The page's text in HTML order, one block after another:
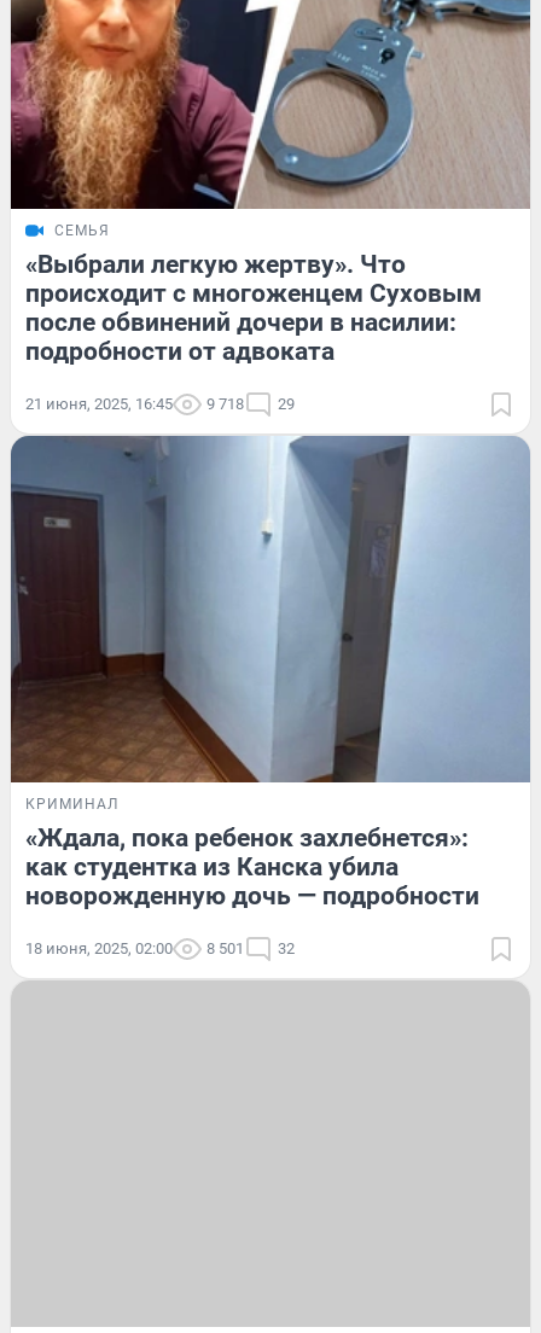
СЕМЬЯ
«Выбрали легкую жертву». Что
происходит с многоженцем Суховым
после обвинений дочери в насилии:
подробности от адвоката
21 июня, 2025, 16:45 9 718 29
КРИМИНАЛ
«Ждала, пока ребенок захлебнется»:
как студентка из Канска убила
новорожденную дочь — подробности
18 июня, 2025, 02:00 8 501 32